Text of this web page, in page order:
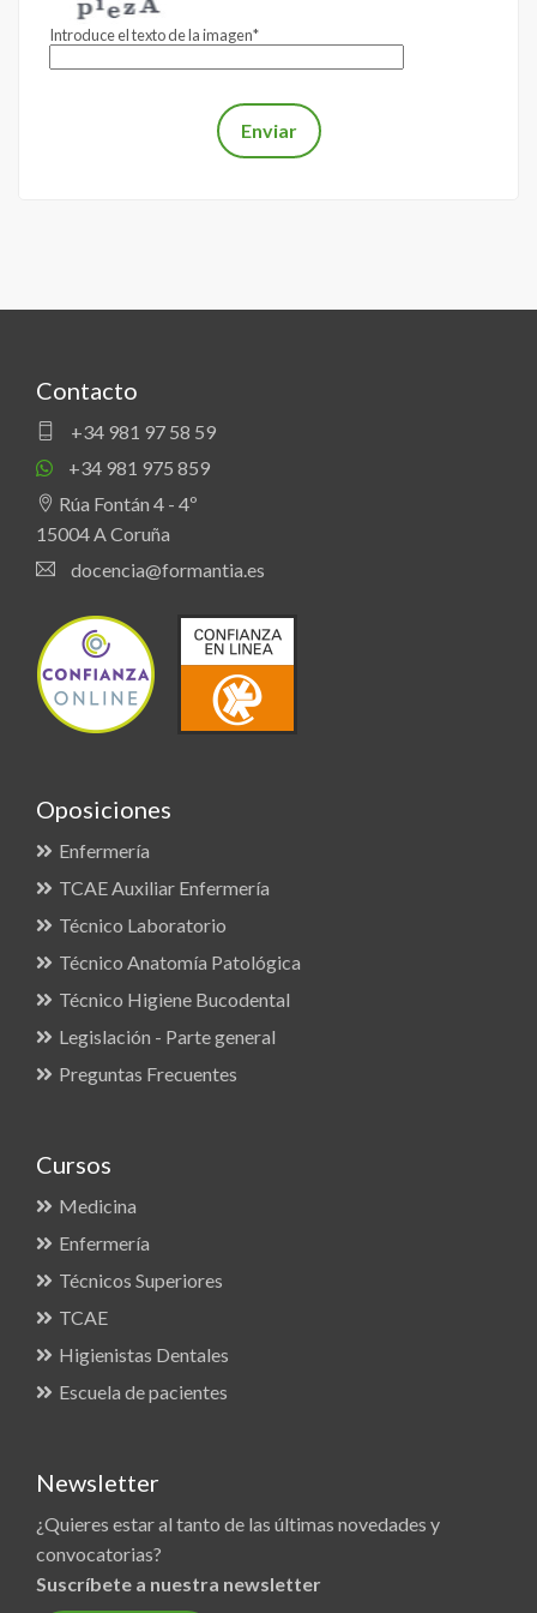
Introduce el texto de la imagen*
Contacto
+34 981 97 58 59
+34 981 975 859
Rúa Fontán 4 - 4º
15004 A Coruña
docencia@formantia.es
Oposiciones
Enfermería
TCAE Auxiliar Enfermería
Técnico Laboratorio
Técnico Anatomía Patológica
Técnico Higiene Bucodental
Legislación - Parte general
Preguntas Frecuentes
Cursos
Medicina
Enfermería
Técnicos Superiores
TCAE
Higienistas Dentales
Escuela de pacientes
Newsletter
¿Quieres estar al tanto de las últimas novedades y
convocatorias?
Suscríbete a nuestra newsletter